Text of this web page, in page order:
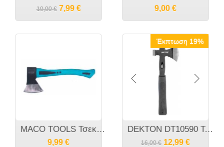
10,00 € 7,99 € 9,00 €
MACO TOOLS Τσεκουρι ενός χειρός λαβής FiberGlass 65% 0132341
9,99 €
Έκπτωση 19%
DEKTON DT10590 Τσεκούρι Πολυεργαλείο 4 σε 1
16,00 € 12,99 €